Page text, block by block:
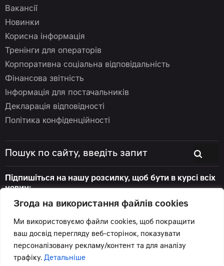
Згода на використання файлів cookies
Ми використовуємо файли cookies, щоб покращити
ваш досвід перегляду веб-сторінок, показувати
персоналізовану рекламу/контент та для аналізу
трафіку. Детальніше
Вакансії
Новинки
Корисна інформація
Тренінги для операторів
Корпоративна соціальна відповідальність
Фінансова звітність
Інформація для постачальників
Декларація відповідності
Політика конфіденційності
Підпишіться на нашу розсилку, щоб бути в курсі всіх
новин:
Всі права захищені.
Підтримка сайту -